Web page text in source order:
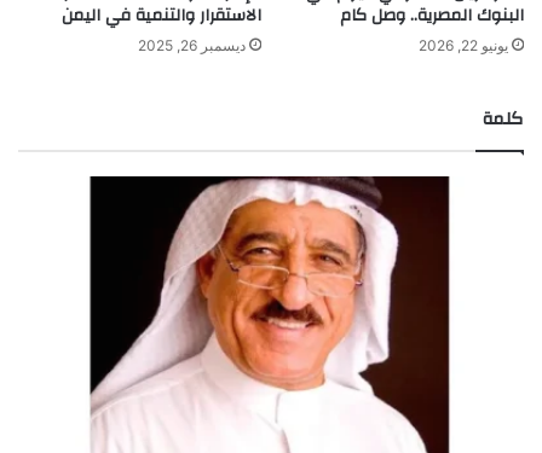
البنوك المصرية.. وصل كام
يونيو 22, 2026
الاستقرار والتنمية في اليمن
ديسمبر 26, 2025
كلمة